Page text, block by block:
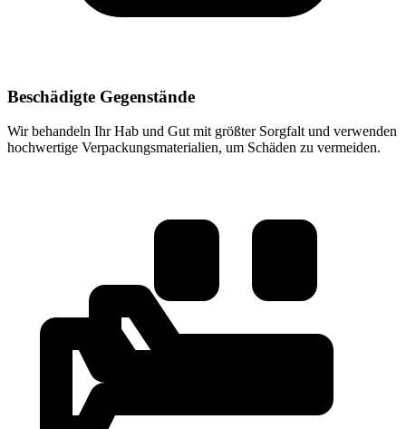
Beschädigte Gegenstände
Wir behandeln Ihr Hab und Gut mit größter Sorgfalt und verwenden
hochwertige Verpackungsmaterialien, um Schäden zu vermeiden.